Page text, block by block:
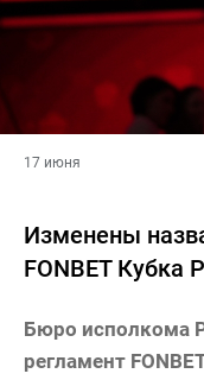
17 июня
Изменены
FONBET Кубка
Бюро исполкома
регламент